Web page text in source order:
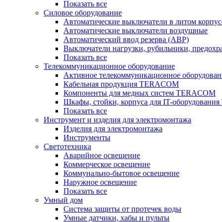
Показать все
Силовое оборудование
Автоматические выключатели в литом
Автоматические выключатели воздушные
Автоматический ввод резерва (АВР)
Выключатели нагрузки, рубильники,
Показать все
Телекоммуникационное оборудование
Активное телекоммуникационное
Кабельная продукция TERACOM
Компоненты для медных систем TERACOM
Шкафы, стойки, корпуса для IT-
Показать все
Инструмент и изделия для электромонтажа
Изделия для электромонтажа
Инструменты
Светотехника
Аварийное освещение
Коммерческое освещение
Коммунально-бытовое освещение
Наружное освещение
Показать все
Умный дом
Система защиты от протечек воды
Умные датчики, хабы и пульты